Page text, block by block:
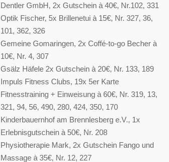
Dentler GmbH, 2x Gutschein à 40€, Nr.102, 331
Optik Fischer, 5x Brillenetui à 15€, Nr. 327, 36,
101, 362, 326
Gemeine Gomaringen, 2x Coffé-to-go Becher à
10€, Nr. 4, 307
Gsälz Häfele 2x Gutschein à 20€, Nr. 133, 189
Impuls Fitness Clubs, 19x 5er Karte
Fitnesstraining + Einweisung à 60€, Nr. 319, 13,
321, 94, 56, 490, 280, 424, 350, 170
Kinderbauernhof am Brennlesberg e.V., 1x
Erlebnisgutschein à 50€, Nr. 208
Physiotherapie Mark, 2x Gutschein Fango und
Massage à 35€, Nr. 12, 227